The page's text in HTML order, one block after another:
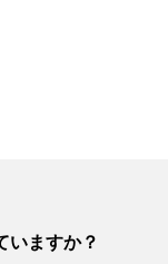
いますか？